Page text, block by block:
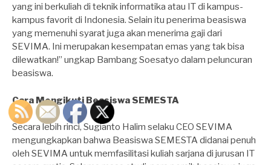
yang ini berkuliah di teknik informatika atau IT di kampus-
kampus favorit di Indonesia. Selain itu penerima beasiswa
yang memenuhi syarat juga akan menerima gaji dari
SEVIMA. Ini merupakan kesempatan emas yang tak bisa
dilewatkan!” ungkap Bambang Soesatyo dalam peluncuran
beasiswa.
Cara Mengikuti Beasiswa SEMESTA
Secara lebih rinci, Sugianto Halim selaku CEO SEVIMA
mengungkapkan bahwa Beasiswa SEMESTA didanai penuh
oleh SEVIMA untuk memfasilitasi kuliah sarjana di jurusan IT